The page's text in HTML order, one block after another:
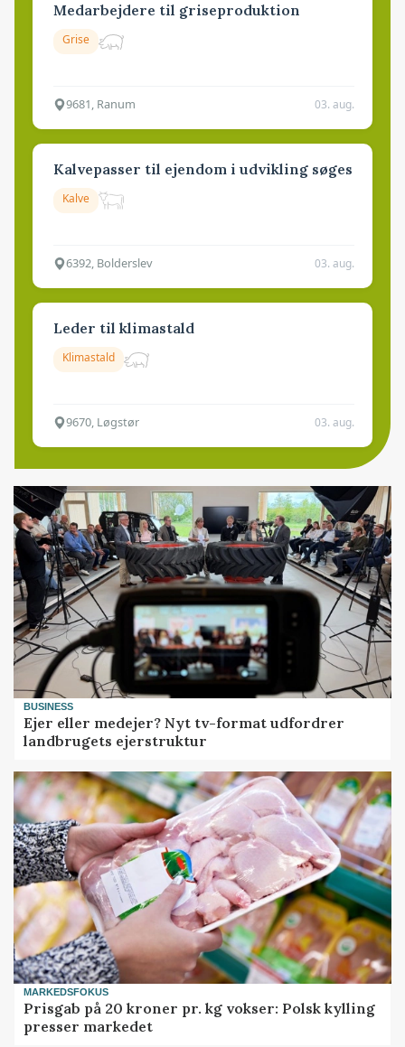
Medarbejdere til griseproduktion
Grise
9681, Ranum 03. aug.
Kalvepasser til ejendom i udvikling søges
Kalve
6392, Bolderslev 03. aug.
Leder til klimastald
Klimastald
9670, Løgstør 03. aug.
BUSINESS
Ejer eller medejer? Nyt tv-format udfordrer
landbrugets ejerstruktur
MARKEDSFOKUS
Prisgab på 20 kroner pr. kg vokser: Polsk kylling
presser markedet